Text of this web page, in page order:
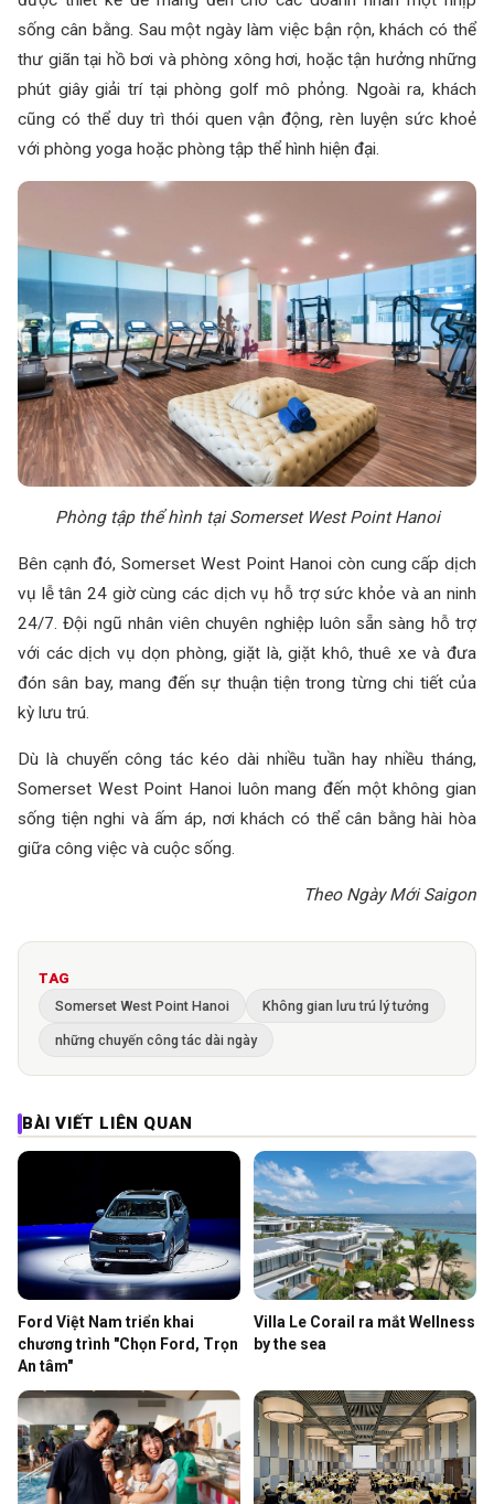
sống cân bằng. Sau một ngày làm việc bận rộn, khách có thể
thư giãn tại hồ bơi và phòng xông hơi, hoặc tận hưởng những
phút giây giải trí tại phòng golf mô phỏng. Ngoài ra, khách
cũng có thể duy trì thói quen vận động, rèn luyện sức khoẻ
với phòng yoga hoặc phòng tập thể hình hiện đại.
Phòng tập thể hình tại Somerset West Point Hanoi
Bên cạnh đó, Somerset West Point Hanoi còn cung cấp dịch
vụ lễ tân 24 giờ cùng các dịch vụ hỗ trợ sức khỏe và an ninh
24/7. Đội ngũ nhân viên chuyên nghiệp luôn sẵn sàng hỗ trợ
với các dịch vụ dọn phòng, giặt là, giặt khô, thuê xe và đưa
đón sân bay, mang đến sự thuận tiện trong từng chi tiết của
kỳ lưu trú.
Dù là chuyến công tác kéo dài nhiều tuần hay nhiều tháng,
Somerset West Point Hanoi luôn mang đến một không gian
sống tiện nghi và ấm áp, nơi khách có thể cân bằng hài hòa
giữa công việc và cuộc sống.
Theo Ngày Mới Saigon
TAG
Somerset West Point Hanoi
Không gian lưu trú lý tưởng
những chuyến công tác dài ngày
BÀI VIẾT LIÊN QUAN
Ford Việt Nam triển khai
chương trình "Chọn Ford, Trọn
An tâm"
Villa Le Corail ra mắt Wellness
by the sea